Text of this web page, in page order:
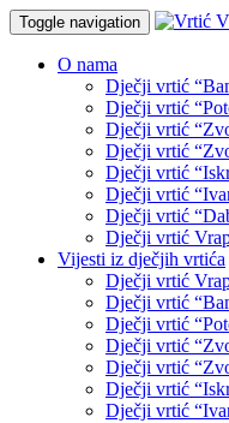
Toggle navigation
O nama
Dječji vrtić
Dječji vrtić
Dječji vrtić
Dječji vrtić
Dječji vrtić
Dječji vrtić
Dječji vrtić
Dječji vrtić
Vijesti iz dječjih vrtića
Dječji vrtić
Dječji vrtić
Dječji vrtić
Dječji vrtić
Dječji vrtić
Dječji vrtić
Dječji vrtić